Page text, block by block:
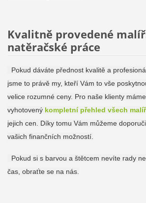
Kvalitně provedené
natěračské práce
Pokud dáváte přednost kvalitě a
jsme to právě my, kteří Vám to vše
velice rozumné ceny. Pro naše klienty máme
vyhotovený kompletní přehled všech
jejich cen. Díky tomu Vám můžeme
vašich finančních možností.
Pokud si s barvou a štětcem nevíte rady
čas, obraťte se na nás.